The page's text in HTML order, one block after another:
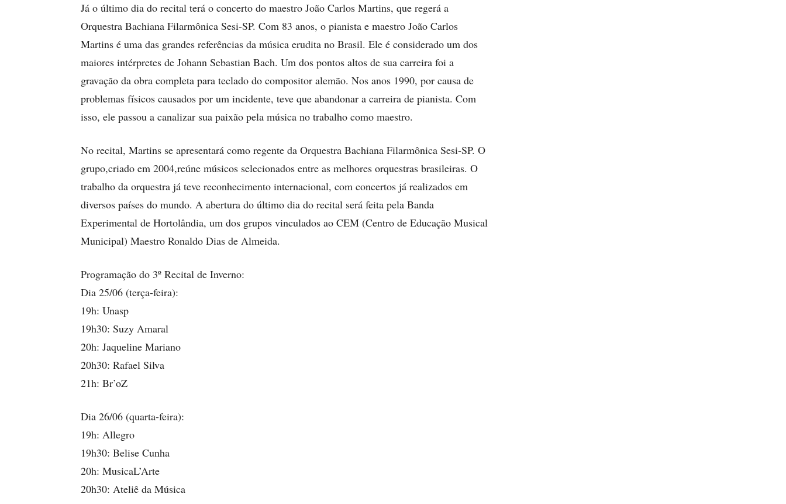
Já o último dia do recital terá o concerto do maestro João Carlos Martins, que regerá a
Orquestra Bachiana Filarmônica Sesi-SP. Com 83 anos, o pianista e maestro João Carlos
Martins é uma das grandes referências da música erudita no Brasil. Ele é considerado um dos
maiores intérpretes de Johann Sebastian Bach. Um dos pontos altos de sua carreira foi a
gravação da obra completa para teclado do compositor alemão. Nos anos 1990, por causa de
problemas físicos causados por um incidente, teve que abandonar a carreira de pianista. Com
isso, ele passou a canalizar sua paixão pela música no trabalho como maestro.
No recital, Martins se apresentará como regente da Orquestra Bachiana Filarmônica Sesi-SP. O
grupo,criado em 2004,reúne músicos selecionados entre as melhores orquestras brasileiras. O
trabalho da orquestra já teve reconhecimento internacional, com concertos já realizados em
diversos países do mundo. A abertura do último dia do recital será feita pela Banda
Experimental de Hortolândia, um dos grupos vinculados ao CEM (Centro de Educação Musical
Municipal) Maestro Ronaldo Dias de Almeida.
Programação do 3º Recital de Inverno:
Dia 25/06 (terça-feira):
19h: Unasp
19h30: Suzy Amaral
20h: Jaqueline Mariano
20h30: Rafael Silva
21h: Br’oZ
Dia 26/06 (quarta-feira):
19h: Allegro
19h30: Belise Cunha
20h: MusicaL’Arte
20h30: Ateliê da Música